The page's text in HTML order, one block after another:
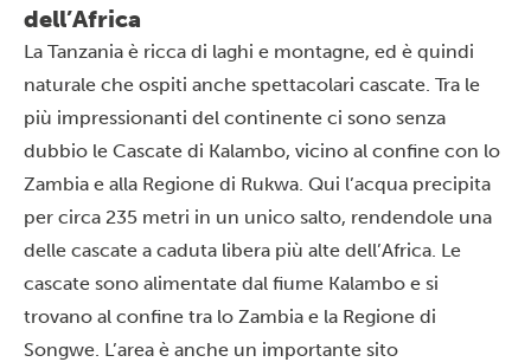
dell’Africa
La Tanzania è ricca di laghi e montagne, ed è quindi
naturale che ospiti anche spettacolari cascate. Tra le
più impressionanti del continente ci sono senza
dubbio le Cascate di Kalambo, vicino al confine con lo
Zambia e alla Regione di Rukwa. Qui l’acqua precipita
per circa 235 metri in un unico salto, rendendole una
delle cascate a caduta libera più alte dell’Africa. Le
cascate sono alimentate dal fiume Kalambo e si
trovano al confine tra lo Zambia e la Regione di
Songwe. L’area è anche un importante sito